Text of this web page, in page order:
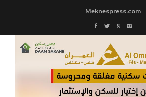
Meknespress.com